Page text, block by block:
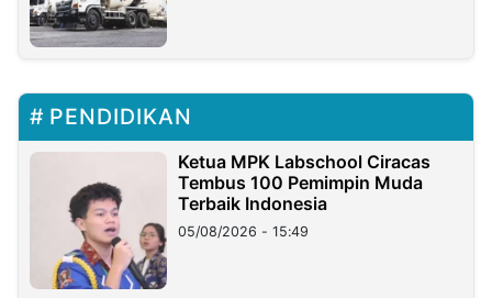
PENDIDIKAN
Ketua MPK Labschool Ciracas
Tembus 100 Pemimpin Muda
Terbaik Indonesia
05/08/2026 - 15:49